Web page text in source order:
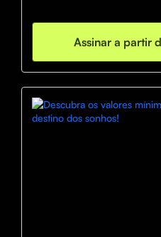
Assinar a partir